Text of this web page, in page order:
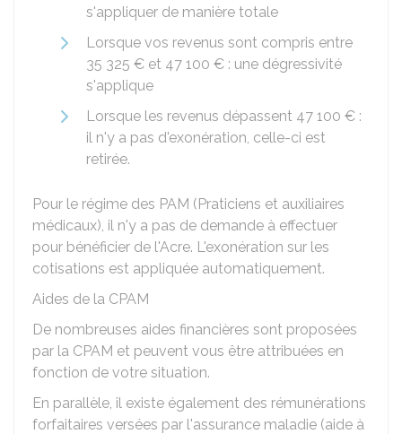
s'appliquer de manière totale
Lorsque vos revenus sont compris entre
35 325 € et 47 100 € : une dégressivité
s'applique
Lorsque les revenus dépassent 47 100 € :
il n'y a pas d'exonération, celle-ci est
retirée.
Pour le régime des PAM (Praticiens et auxiliaires
médicaux), il n'y a pas de demande à effectuer
pour bénéficier de l'Acre. L'exonération sur les
cotisations est appliquée automatiquement.
Aides de la CPAM
De nombreuses aides financières sont proposées
par la CPAM et peuvent vous être attribuées en
fonction de votre situation.
En parallèle, il existe également des rémunérations
forfaitaires versées par l'assurance maladie (aide à